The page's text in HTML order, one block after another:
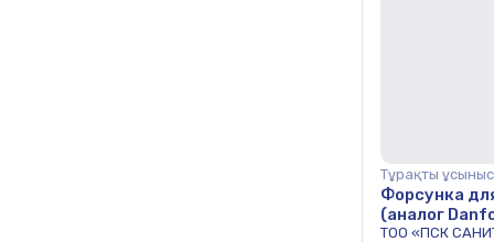
Тұрақты
Форсунка
(аналог
ТОО «ПСК